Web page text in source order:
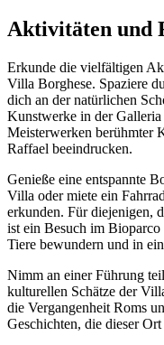
Aktivitäten und
Erkunde die vielfältigen
Villa Borghese. Spaziere
dich an der natürlichen
Kunstwerke in der
Meisterwerken berühmter
Raffael beeindrucken.
Genieße eine entspannte
Villa oder miete ein
erkunden. Für diejenigen,
ist ein Besuch im
Tiere bewundern und in
Nimm an einer Führung
kulturellen Schätze der
die Vergangenheit Roms
Geschichten, die dieser